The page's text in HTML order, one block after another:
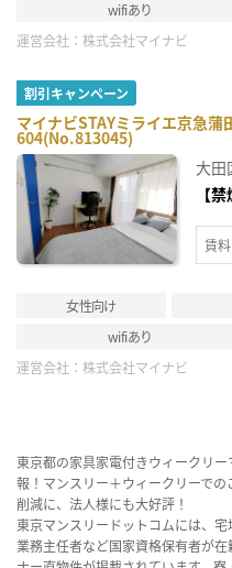
wifiあり
運営会社： 株式会社マイナビ
割引キャンペーン
マイナビSTAYミライエ京急蒲
604(No.813045)
大田
【
賃料
女性向け
wifiあり
運営会社： 株式会社マイナビ
東京都の家具家電付きウィークリ
報！マンスリー＋ウィークリーで
削減に、法人様にも大好評！
東京マンスリードットコムには、
業務主任者など国家資格保有者が